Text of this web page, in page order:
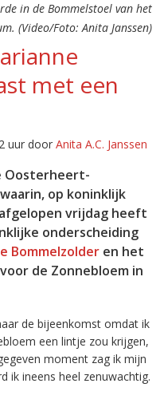
in de Bommelstoel van het
(Video/Foto: Anita Janssen)
met een
uur door Anita A.C. Janssen
Oosterheert-
op koninklijk
vrijdag heeft
onderscheiding
Bommelzolder en het
de Zonnebloem in
de bijeenkomst omdat ik
een lintje zou krijgen,
moment zag ik mijn
ik ineens heel zenuwachtig.